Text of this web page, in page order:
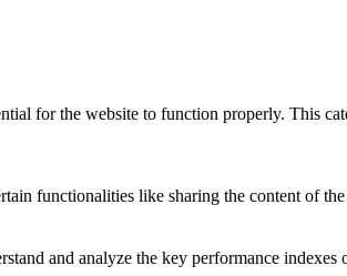
for the website to function properly. This
functionalities like sharing the content of
and analyze the key performance